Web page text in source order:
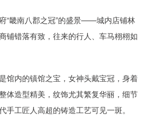
“畿南八郡之冠”的盛景——城内店铺林
铺错落有致，往来的行人、车马栩栩如
馆内的镇馆之宝，女神头戴宝冠，身着
体造型精美，纹饰尤其繁复华丽，细节
手工匠人高超的铸造工艺可见一斑。